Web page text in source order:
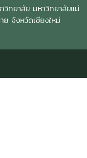
ทยาลัย มหาวิทยาลัยแม่
จังหวัดเชียงใหม่